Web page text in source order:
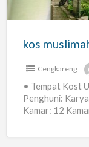
Jakarta
Cengkareng
• Tempat Kost
Penghuni:
Kamar: 12